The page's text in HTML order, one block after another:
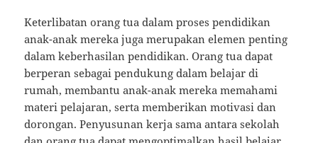
Keterlibatan orang tua dalam proses pendidikan
anak-anak mereka juga merupakan elemen penting
dalam keberhasilan pendidikan. Orang tua dapat
berperan sebagai pendukung dalam belajar di
rumah, membantu anak-anak mereka memahami
materi pelajaran, serta memberikan motivasi dan
dorongan. Penyusunan kerja sama antara sekolah